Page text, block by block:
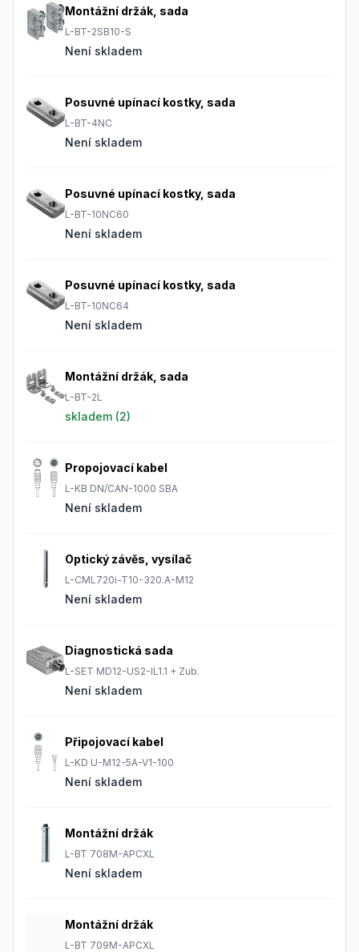
Montážní držák, sada
L-BT-2SB10-S
Není skladem
Posuvné upínací kostky, sada
L-BT-4NC
Není skladem
Posuvné upínací kostky, sada
L-BT-10NC60
Není skladem
Posuvné upínací kostky, sada
L-BT-10NC64
Není skladem
Montážní držák, sada
L-BT-2L
skladem (2)
Propojovací kabel
L-KB DN/CAN-1000 SBA
Není skladem
Optický závěs, vysílač
L-CML720i-T10-320.A-M12
Není skladem
Diagnostická sada
L-SET MD12-US2-IL1.1 + Zub.
Není skladem
Připojovací kabel
L-KD U-M12-5A-V1-100
Není skladem
Montážní držák
L-BT 708M-APCXL
Není skladem
Montážní držák
L-BT 709M-APCXL